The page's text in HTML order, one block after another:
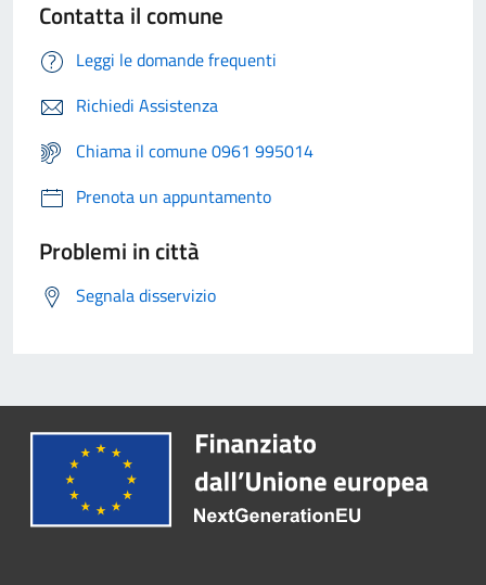
Contatta il comune
Leggi le domande frequenti
Richiedi Assistenza
Chiama il comune 0961 995014
Prenota un appuntamento
Problemi in città
Segnala disservizio